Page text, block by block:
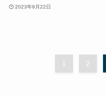
2023年9月22日
1 2